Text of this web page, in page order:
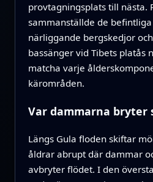
provtagningsplats till nästa.
sammanställde de
närliggande bergskedjor
bassänger vid Tibets platås
matcha varje
kärområden.
Var dammarna bryter
Längs Gula floden skiftar
åldrar abrupt där dammar
avbryter flödet. I den